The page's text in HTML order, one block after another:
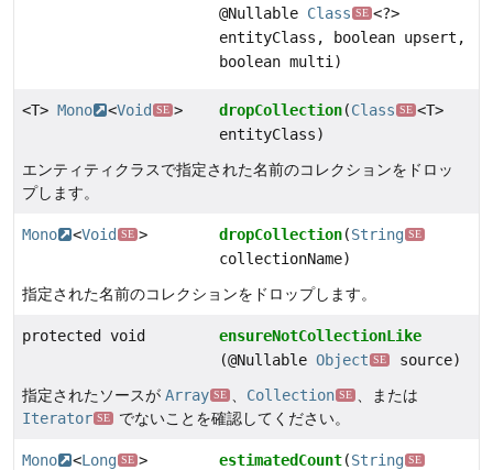
@Nullable Class SE <?>
entityClass, boolean upsert,
boolean multi)
<T> Mono <Void SE > dropCollection(Class SE <T>
entityClass)
エンティティクラスで指定された名前のコレクションをドロッ
プします。
Mono <Void SE > dropCollection(String SE
collectionName)
指定された名前のコレクションをドロップします。
protected void
ensureNotCollectionLike
(@NullableObject SE
source)
指定されたソースが Array SE Collection SE
、または
Iterator SE でないことを確認してください。
Mono <Long SE > estimatedCount(String SE